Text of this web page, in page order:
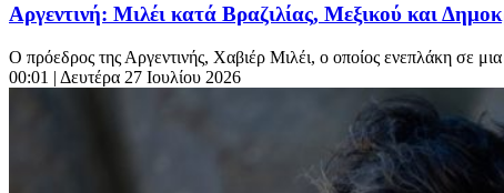
Αργεντινή: Μιλέι κατά Βραζιλίας, Μεξικού και
Ο πρόεδρος της Αργεντινής, Χαβιέρ Μιλέι, ο οποίος ενεπλάκη σε
00:01 | Δευτέρα 27 Ιουλίου 2026